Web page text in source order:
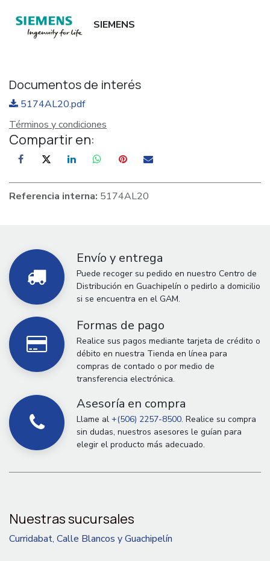
SIEMENS
Documentos de interés
5174AL20.pdf
Términos y condiciones
Compartir en:
Referencia interna: 5174AL20
Envío y entrega
Puede recoger su pedido en nuestro Centro de
Distribución en Guachipelín o pedirlo a domicilio
si se encuentra en el GAM.
Formas de pago
Realice sus pagos mediante tarjeta de crédito o
débito en nuestra Tienda en línea para
compras de contado o por medio de
transferencia electrónica.
Asesoría en compra
Llame al +(506) 2257-8500. Realice su compra
sin dudas, nuestros asesores le guían para
elegir el producto más adecuado.
Nuestras sucursales
Curridabat, Calle Blancos y Guachipelín